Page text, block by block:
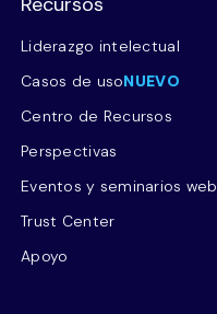
Liderazgo intelectual
Casos de usoNUEVO
Centro de Recursos
Perspectivas
Eventos y seminarios web
Trust Center
Apoyo